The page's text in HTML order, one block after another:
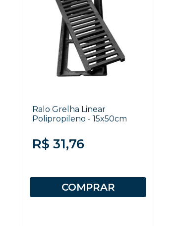
Ralo Grelha Linear
Polipropileno - 15x50cm
R$ 31,76
COMPRAR